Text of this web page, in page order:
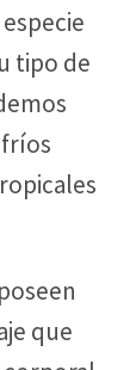
tipo de
que